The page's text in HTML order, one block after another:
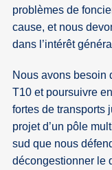
problèmes de
cause, et nous
dans l’intérêt
Nous avons besoin
T10 et poursuivre
fortes de transports
projet d’un pôle
sud que nous
décongestionner le